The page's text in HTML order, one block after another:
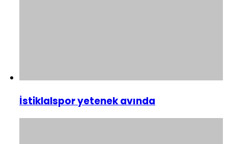
İstiklalspor yetenek avında